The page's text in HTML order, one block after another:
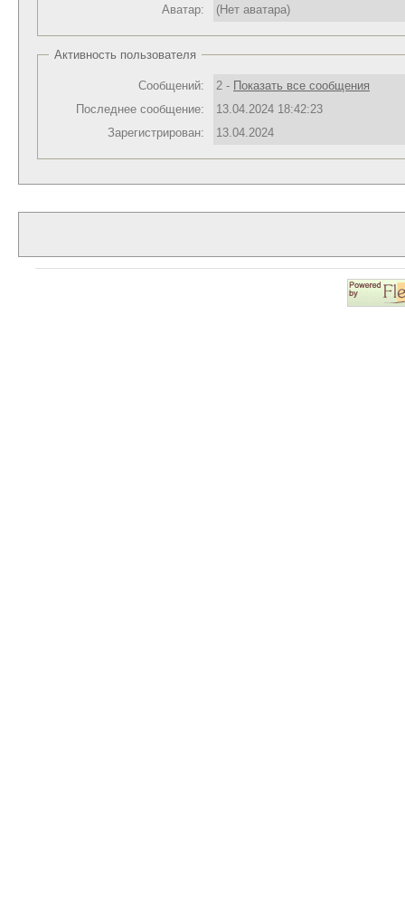
Аватар: (Нет аватара)
Активность пользователя
Сообщений: 2 - Показать все сообщения
Последнее сообщение:
13.04.2024 18:42:23
Зарегистрирован:
13.04.2024